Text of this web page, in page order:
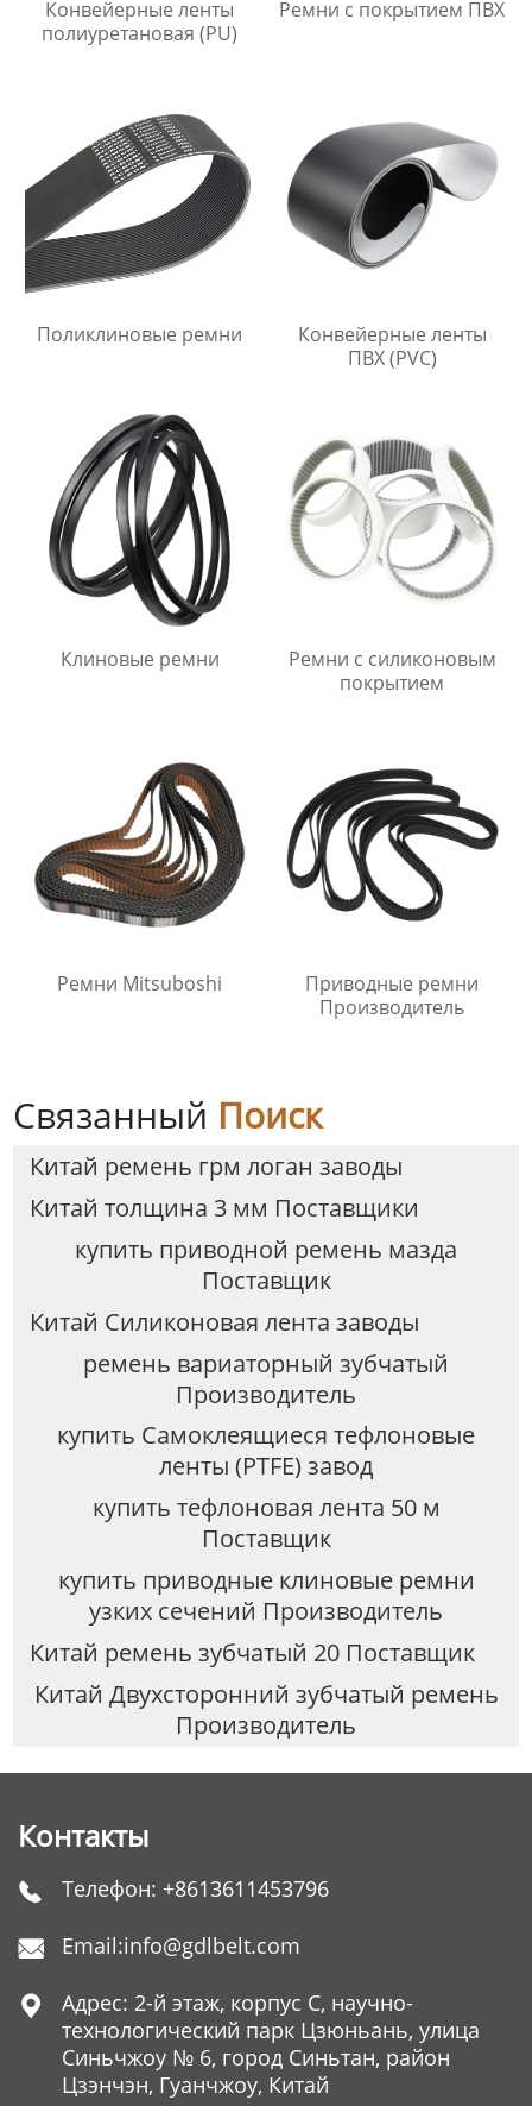
Конвейерные ленты
полиуретановая (PU)
Ремни с покрытием ПВХ
Поликлиновые ремни
Конвейерные ленты
ПВХ (PVC)
Клиновые ремни
Ремни с силиконовым
покрытием
Ремни Mitsuboshi
Приводные ремни
Производитель
Связанный Поиск
Китай ремень грм логан заводы
Китай толщина 3 мм Поставщики
купить приводной ремень мазда
Поставщик
Китай Силиконовая лента заводы
ремень вариаторный зубчатый
Производитель
купить Самоклеящиеся тефлоновые
ленты (PTFE) завод
купить тефлоновая лента 50 м
Поставщик
купить приводные клиновые ремни
узких сечений Производитель
Китай ремень зубчатый 20 Поставщик
Китай Двухсторонний зубчатый ремень
Производитель
Контакты
 Телефон: +8613611453796
 Email:info@gdlbelt.com

Адрес: 2-й этаж, корпус C, научно-
технологический парк Цзюньань, улица
Синьчжоу № 6, город Синьтан, район
Цзэнчэн, Гуанчжоу, Китай